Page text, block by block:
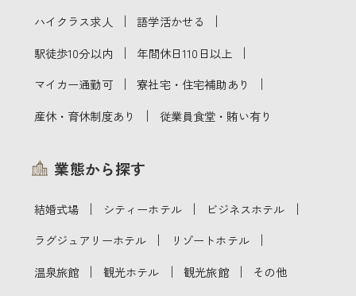
ハイクラス求人 ｜ 語学活かせる ｜
駅徒歩10分以内 ｜ 年間休日110日以上 ｜
マイカー通勤可 ｜ 寮社宅・住宅補助あり ｜
産休・育休制度あり ｜ 従業員食堂・賄い有り
業態から探す
結婚式場 ｜ シティーホテル ｜ ビジネスホテル ｜
ラグジュアリーホテル ｜ リゾートホテル ｜
温泉旅館 ｜ 観光ホテル ｜ 観光旅館 ｜ その他